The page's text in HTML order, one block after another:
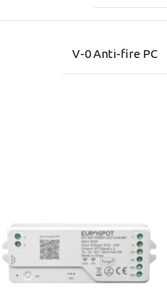
V-0 Anti-fire PC